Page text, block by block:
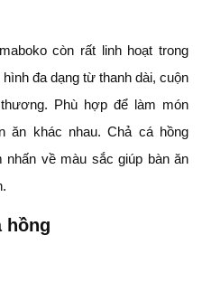
còn rất linh hoạt trong
đa dạng từ thanh dài, cuộn
Phù hợp để làm món
ăn khác nhau. Chả cá hồng
nhấn về màu sắc giúp bàn ăn
hồng